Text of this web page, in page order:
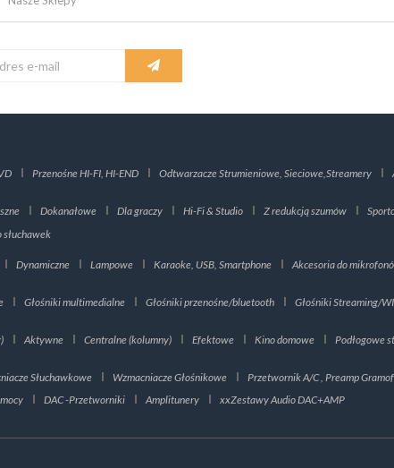
Przenośne HI-FI, HI-END Odtwarzacze Strumieniowe, Sieciowe,Streamery
Dokanałowe Dla graczy Hi-Fi & Studio Z redukcją szumów
słuchawek
Dynamiczne Lampowe Karaoke, USB, Smartphone Akcesoria do
Głośniki multimedialne Głośniki przenośne/bluetooth Głośniki Streaming/
Aktywne Centralne (kolumny) Efektowe Kino domowe Podłogowe
Słuchawkowe Wzmacniacze Głośnikowe Przetwornik A/C , Preamp
DAC -Przetworniki Amplitunery xxZestawy Audio DAC+AMP